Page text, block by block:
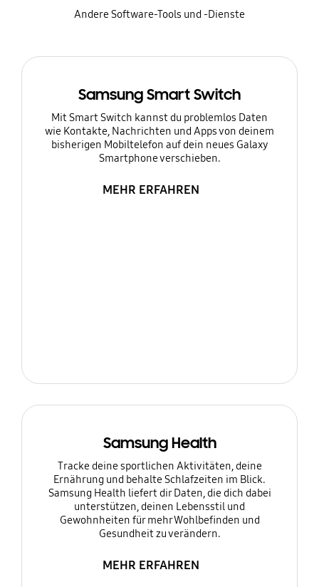
Andere Software-Tools und -Dienste
Samsung Smart Switch
Mit Smart Switch kannst du problemlos Daten
wie Kontakte, Nachrichten und Apps von deinem
bisherigen Mobiltelefon auf dein neues Galaxy
Smartphone verschieben.
MEHR ERFAHREN
Samsung Health
Tracke deine sportlichen Aktivitäten, deine
Ernährung und behalte Schlafzeiten im Blick.
Samsung Health liefert dir Daten, die dich dabei
unterstützen, deinen Lebensstil und
Gewohnheiten für mehr Wohlbefinden und
Gesundheit zu verändern.
MEHR ERFAHREN